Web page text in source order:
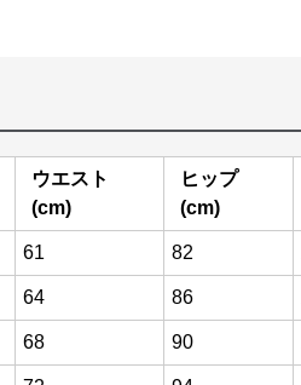
ウエスト
(cm)
ヒップ
(cm)
61 82
64 86
68 90